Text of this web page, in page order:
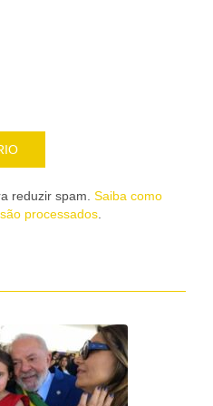
reduzir spam. Saiba como
processados